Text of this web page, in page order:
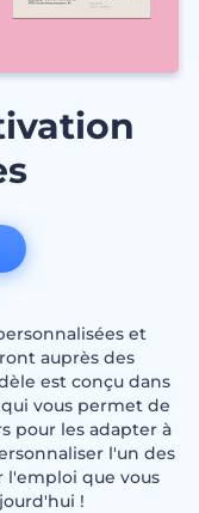
et
auprès des
est conçu dans
vous permet de
pour les adapter à
l'un des
l'emploi que vous
!